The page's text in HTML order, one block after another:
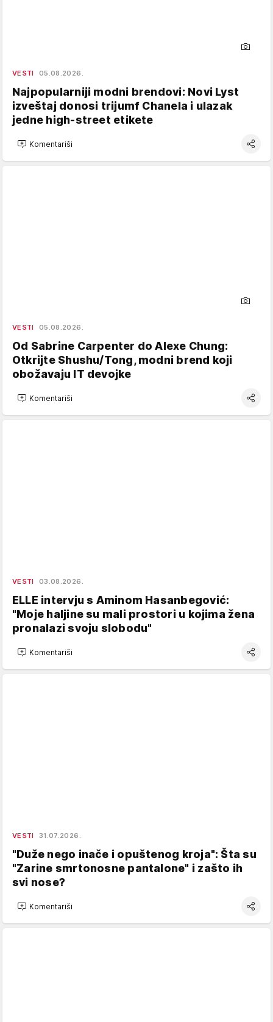
VESTI 05.08.2026.
Najpopularniji modni brendovi: Novi Lyst
izveštaj donosi trijumf Chanela i ulazak
jedne high-street etikete
Komentariši
VESTI 05.08.2026.
Od Sabrine Carpenter do Alexe Chung:
Otkrijte Shushu/Tong, modni brend koji
obožavaju IT devojke
Komentariši
VESTI 03.08.2026.
ELLE intervju s Aminom Hasanbegović:
"Moje haljine su mali prostori u kojima žena
pronalazi svoju slobodu"
Komentariši
VESTI 31.07.2026.
"Duže nego inače i opuštenog kroja": Šta su
"Zarine smrtonosne pantalone" i zašto ih
svi nose?
Komentariši